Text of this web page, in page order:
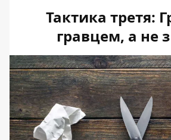
Тактика третя:
гравцем, а не